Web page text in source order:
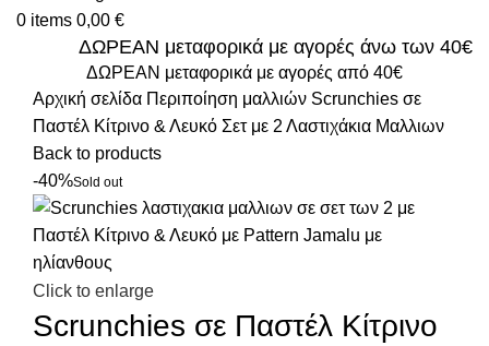
0 items 0,00 €
ΔΩΡΕΑΝ μεταφορικά με αγορές άνω των 40€
ΔΩΡΕΑΝ μεταφορικά με αγορές από 40€
Αρχική σελίδα Περιποίηση μαλλιών Scrunchies σε
Παστέλ Κίτρινο & Λευκό Σετ με 2 Λαστιχάκια Μαλλιων
Back to products
-40%Sold out
Click to enlarge
Scrunchies σε Παστέλ Κίτρινο